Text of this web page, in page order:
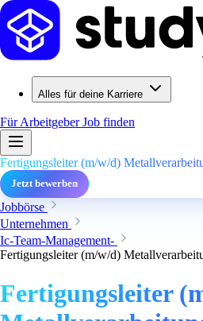
Alles für deine Karriere
Für ArbeitgeberJob finden
Fertigungsleiter (m/w/d)
Jetzt bewerben
Jobbörse
Unternehmen
Ic-Team-Management-
Fertigungsleiter (m/w/d)
Fertigungsleiter